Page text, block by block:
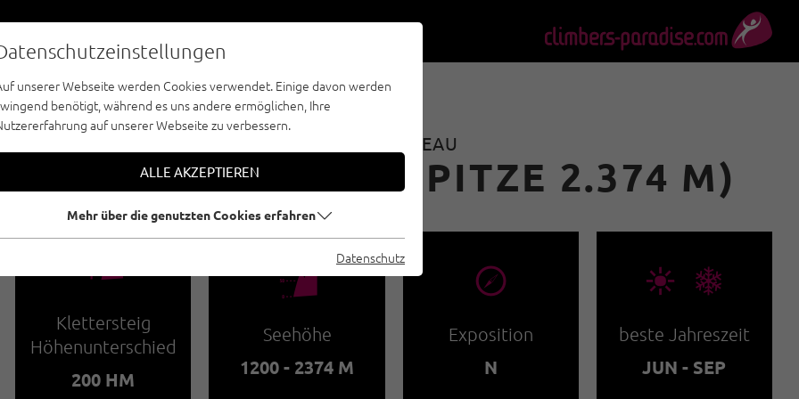
- REGION SEEFELD - TIROLS HOCHPLATEAU
(REITHER SPITZE 2.374 M)
🜏
Klettersteig
Höhenunterschied
200 HM
🞱
Seehöhe
1200 - 2374 M
🞂
Exposition
N
🞀🖈
beste Jahreszeit
JUN - SEP
unserer Webseite werden Cookies verwendet. Einige davon werden
benötigt, während es uns andere ermöglichen, Ihre
auf unserer Webseite zu verbessern.
ALLE AKZEPTIEREN
Mehr über die genutzten Cookies erfahren
Datenschutz